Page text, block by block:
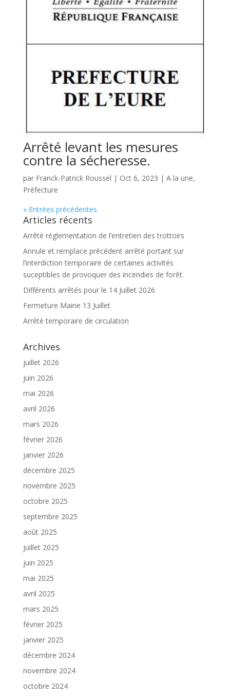
Arrêté levant les mesures
contre la sécheresse.
par Franck-Patrick Roussel | Oct 6, 2023 | A la une,
Préfecture
« Entrées précédentes
Articles récents
Arrêté réglementation de l’entretien des trottoirs
Annule et remplace précédent arrêté portant sur
l’interdiction temporaire de certaines activités
suceptibles de provoquer des incendies de forêt.
Différents arrêtés pour le 14 Juillet 2026
Fermeture Mairie 13 Juillet
Arrêté temporaire de circulation
Archives
juillet 2026
juin 2026
mai 2026
avril 2026
mars 2026
février 2026
janvier 2026
décembre 2025
novembre 2025
octobre 2025
septembre 2025
août 2025
juillet 2025
juin 2025
mai 2025
avril 2025
mars 2025
février 2025
janvier 2025
décembre 2024
novembre 2024
octobre 2024